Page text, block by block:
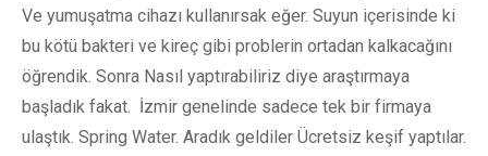
Ve yumuşatma cihazı kullanırsak eğer. Suyun içerisinde ki
bu kötü bakteri ve kireç gibi problerin ortadan kalkacağını
öğrendik. Sonra Nasıl yaptırabiliriz diye araştırmaya
başladık fakat. İzmir genelinde sadece tek bir firmaya
ulaştık. Spring Water. Aradık geldiler Ücretsiz keşif yaptılar.